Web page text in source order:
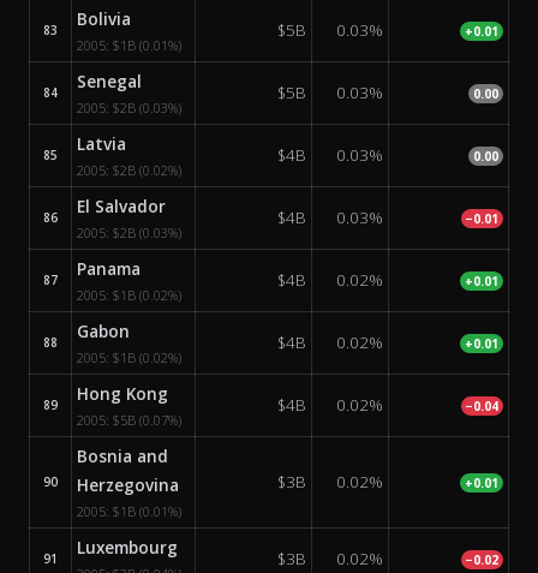
83 Bolivia
2005: $1B (0.01%)
$5B 0.03% +0.01
84 Senegal
2005: $2B (0.03%)
$5B 0.03% 0.00
85 Latvia
2005: $2B (0.02%)
$4B 0.03% 0.00
86 El Salvador
2005: $2B (0.03%)
$4B 0.03% −0.01
87 Panama
2005: $1B (0.02%)
$4B 0.02% +0.01
88 Gabon
2005: $1B (0.02%)
$4B 0.02% +0.01
89 Hong Kong
2005: $5B (0.07%)
$4B 0.02% −0.04
90
Bosnia and
Herzegovina
2005: $1B (0.01%)
$3B 0.02% +0.01
91 Luxembourg $3B 0.02% −0.02